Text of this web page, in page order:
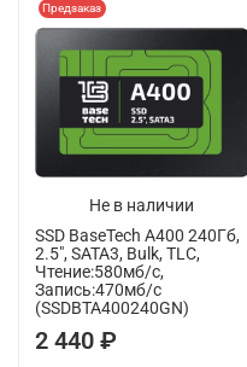
Не в наличии
Предзаказ
SSD BaseTech A400 240Гб,
2.5", SATA3, Bulk, TLC,
Чтение:580мб/с,
Запись:470мб/с
(SSDBTA400240GN)
2 440 ₽